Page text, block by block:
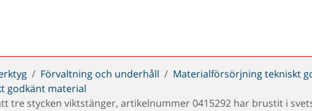
Förvaltning och underhåll
Materialförsörjning tekniskt
godkänt material
tre stycken viktstänger, artikelnummer 0415292 har brustit i